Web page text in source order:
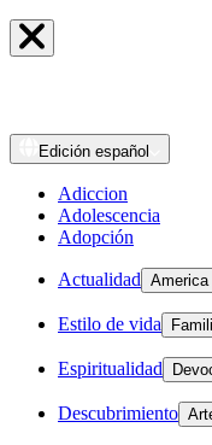
Edición español
Adiccion
Adolescencia
Adopción
Actualidad America
Estilo de vida
Espiritualidad
Descubrimiento